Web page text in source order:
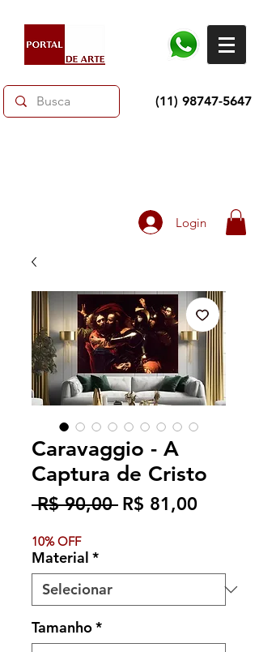
(11) 98747-5647
Login
Caravaggio - A
Captura de Cristo
R$ 90,00 Preço
R$ 81,00Preço
10% OFF
Material *
Tamanho*